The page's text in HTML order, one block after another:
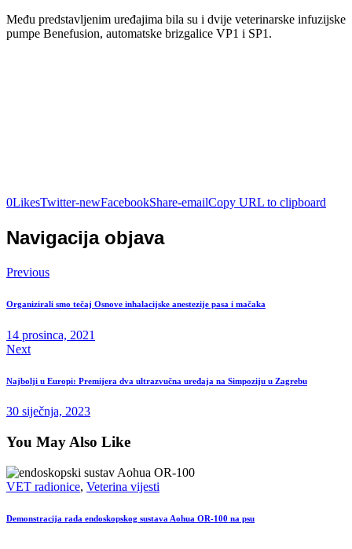
Među predstavljenim uređajima bila su i dvije veterinarske infuzijske
pumpe Benefusion, automatske brizgalice VP1 i SP1.
0LikesTwitter-newFacebookShare-emailCopy URL to clipboard
Navigacija objava
Previous
Organizirali smo tečaj Osnove inhalacijske anestezije pasa i mačaka
14 prosinca, 2021
Next
Najbolji u Europi: Premijera dva ultrazvučna uređaja na Simpoziju u Zagrebu
30 siječnja, 2023
You May Also Like
VET radionice, Veterina vijesti
Demonstracija rada endoskopskog sustava Aohua OR-100 na psu